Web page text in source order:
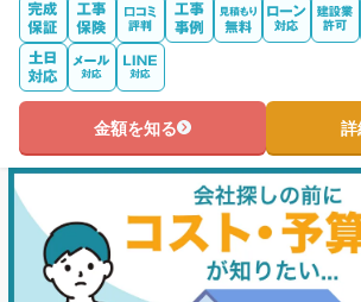
金額を知る